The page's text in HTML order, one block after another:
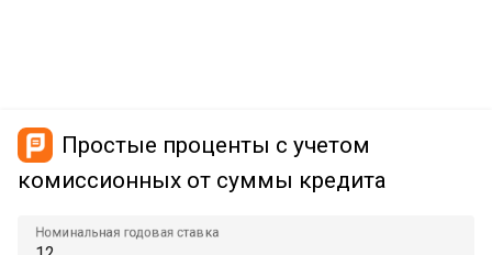
Простые проценты с учетом
комиссионных от суммы кредита
Номинальная годовая ставка